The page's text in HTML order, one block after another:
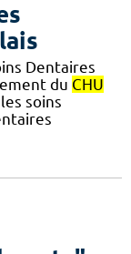
Dentaires
du CHU
soins